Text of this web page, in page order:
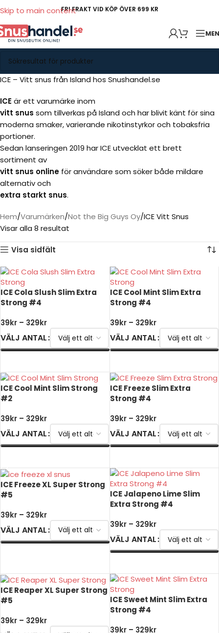
Skip to main contentFRI FRAKT VID KÖP ÖVER 699 KR
ICE – Vitt snus från Island hos Snushandel.se
ICE är ett varumärke inom
vitt snus som tillverkas på Island och har blivit känt för sina
moderna smaker, varierande nikotinstyrkor och tobaksfria
portioner.
Sedan lanseringen 2019 har ICE utvecklat ett brett
sortiment av
vitt snus online för användare som söker både mildare
alternativ och
extra starkt snus.
Hem Varumärken Not the Big Guys Oy ICE Vitt Snus
Visar alla 8 resultat
Visa sidfält
ICE Cola Slush Slim Extra
Strong #4
39kr – 329kr
VÄLJ ANTAL
ICE Cool Mint Slim Extra
Strong #4
39kr – 329kr
VÄLJ ANTAL
ICE Cool Mint Slim Strong
#2
39kr – 329kr
VÄLJ ANTAL
ICE Freeze Slim Extra
Strong #4
39kr – 329kr
VÄLJ ANTAL
ICE Freeze XL Super Strong
#5
39kr – 329kr
VÄLJ ANTAL
ICE Jalapeno Lime Slim
Extra Strong #4
39kr – 329kr
VÄLJ ANTAL
ICE Reaper XL Super Strong
#5
39kr – 329kr
ICE Sweet Mint Slim Extra
Strong #4
39kr – 329kr